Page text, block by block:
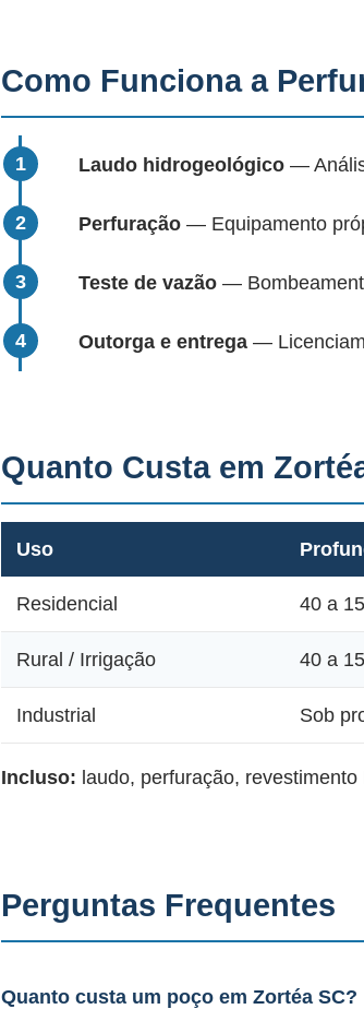
Como Funciona a
Laudo hidrogeológico —
Perfuração — Equipamento
Teste de vazão —
Outorga e entrega —
Quanto Custa em
Uso
Residencial 40 a
Rural / Irrigação 40 a
Industrial Sob
Incluso: laudo, perfuração,
Perguntas Frequentes
Quanto custa um poço em Zortéa SC?